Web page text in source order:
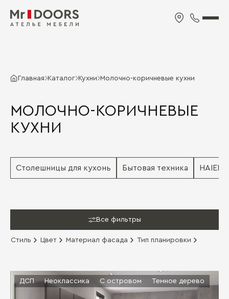
Главная Каталог Кухни Молочно-коричневые кухни
МОЛОЧНО-КОРИЧНЕВЫЕ
КУХНИ
Столешницы для кухонь Бытовая техника HAIER
Все фильтры
Стиль Цвет Материал фасада Тип планировки
ДСП Неоклассика С островом Темное дерево